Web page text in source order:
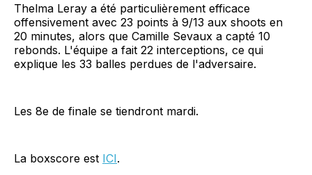
Thelma Leray a été particulièrement efficace
offensivement avec 23 points à 9/13 aux shoots en
20 minutes, alors que Camille Sevaux a capté 10
rebonds. L'équipe a fait 22 interceptions, ce qui
explique les 33 balles perdues de l'adversaire.
Les 8e de finale se tiendront mardi.
La boxscore est ICI.